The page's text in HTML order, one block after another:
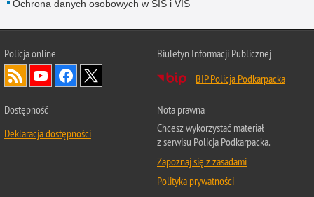
Ochrona danych osobowych w SIS i VIS
Policja online
Biuletyn Informacji Publicznej
BIP Policja Podkarpacka
Dostępność
Deklaracja dostępności
Nota prawna
Chcesz wykorzystać materiał
z serwisu Policja Podkarpacka.
Zapoznaj się z zasadami
Polityka prywatności